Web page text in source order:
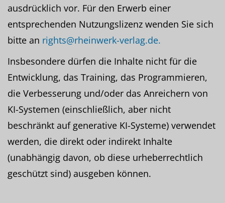
ausdrücklich vor. Für den Erwerb einer
entsprechenden Nutzungslizenz wenden Sie sich
bitte an rights@rheinwerk-verlag.de.
Insbesondere dürfen die Inhalte nicht für die
Entwicklung, das Training, das Programmieren,
die Verbesserung und/oder das Anreichern von
KI-Systemen (einschließlich, aber nicht
beschränkt auf generative KI-Systeme) verwendet
werden, die direkt oder indirekt Inhalte
(unabhängig davon, ob diese urheberrechtlich
geschützt sind) ausgeben können.